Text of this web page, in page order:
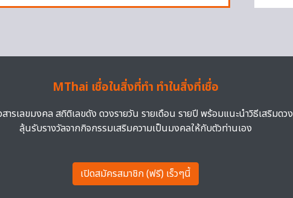
MThai เชื่อในสิ่งที่ทำ ทำในสิ่งที่เชื่อ
สารเลขมงคล สถิติเลขดัง ดวงรายวัน รายเดือน รายปี พร้อมแนะนำวิธีเสริมดวง
ลุ้นรับรางวัลจากกิจกรรมเสริมความเป็นมงคลให้กับตัวท่านเอง
เปิดสมัครสมาชิก (ฟรี) เร็วๆนี้